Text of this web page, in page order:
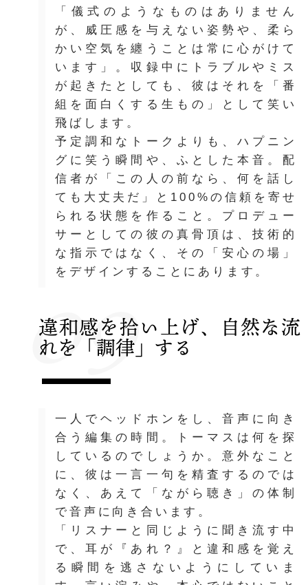
「儀式のようなものはありません
が、威圧感を与えない姿勢や、柔ら
かい空気を纏うことは常に心がけて
います」。収録中にトラブルやミス
が起きたとしても、彼はそれを「番
組を面白くする生もの」として笑い
飛ばします。
予定調和なトークよりも、ハプニン
グに笑う瞬間や、ふとした本音。配
信者が「この人の前なら、何を話し
ても大丈夫だ」と100%の信頼を寄せ
られる状態を作ること。プロデュー
サーとしての彼の真骨頂は、技術的
な指示ではなく、その「安心の場」
をデザインすることにあります。
違和感を拾い上げ、自然な流
れを「調律」する
09
一人でヘッドホンをし、音声に向き
合う編集の時間。トーマスは何を探
しているのでしょうか。意外なこと
に、彼は一言一句を精査するのでは
なく、あえて「ながら聴き」の体制
で音声に向き合います。
「リスナーと同じように聞き流す中
で、耳が『あれ？』と違和感を覚え
る瞬間を逃さないようにしていま